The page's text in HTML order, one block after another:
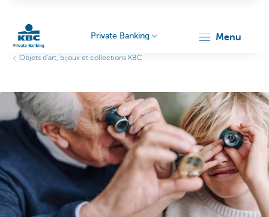
Private Banking menu
Objets d'art, bijoux et collections KBC